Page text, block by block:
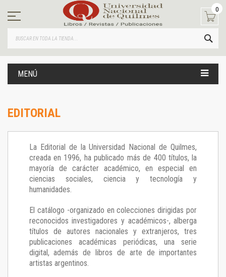
contenido
0
MENÚ
EDITORIAL
La Editorial de la Universidad Nacional de Quilmes,
creada en 1996, ha publicado más de 400 títulos, la
mayoría de carácter académico, en especial en
ciencias sociales, ciencia y tecnología y
humanidades.
El catálogo -organizado en colecciones dirigidas por
reconocidos investigadores y académicos-, alberga
títulos de autores nacionales y extranjeros, tres
publicaciones académicas periódicas, una serie
digital, además de libros de arte de importantes
artistas argentinos.